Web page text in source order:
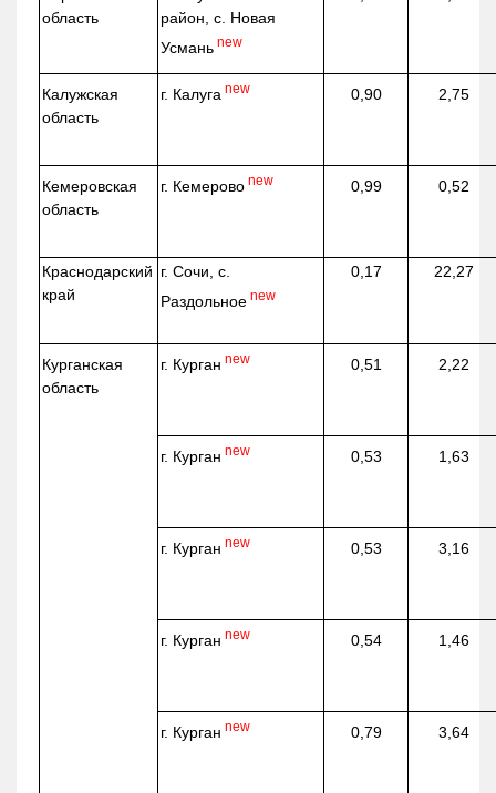
область
район, с. Новая
Усмань new
Калужская
область
г. Калуга new 0,90 2,75
Кемеровская
область
г. Кемерово new 0,99 0,52
Краснодарский
край
г. Сочи, с.
Раздольное new
0,17 22,27
Курганская
область
г. Курган new 0,51 2,22
г. Курган new 0,53 1,63
г. Курган new 0,53 3,16
г. Курган new 0,54 1,46
г. Курган new 0,79 3,64